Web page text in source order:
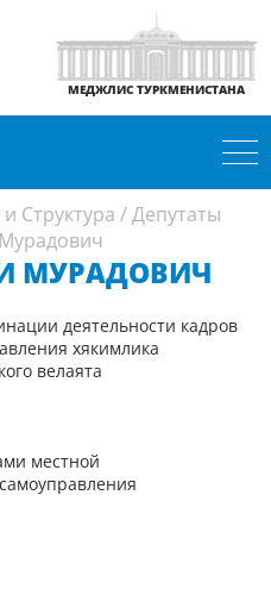
МЕДЖЛИС ТУРКМЕНИСТАНА
Структура /Депутаты
МУРАДОВИЧ
деятельности кадров
хякимлика
велаята
местной